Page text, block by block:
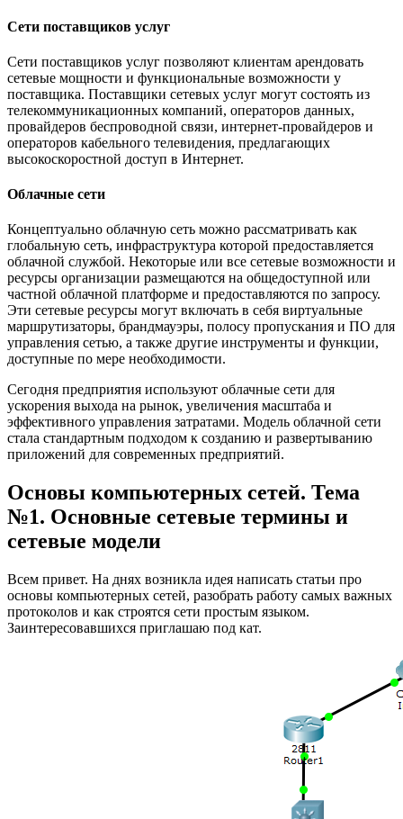
Сети поставщиков услуг
Сети поставщиков услуг позволяют клиентам арендовать
сетевые мощности и функциональные возможности у
поставщика. Поставщики сетевых услуг могут состоять из
телекоммуникационных компаний, операторов данных,
провайдеров беспроводной связи, интернет-провайдеров и
операторов кабельного телевидения, предлагающих
высокоскоростной доступ в Интернет.
Облачные сети
Концептуально облачную сеть можно рассматривать как
глобальную сеть, инфраструктура которой предоставляется
облачной службой. Некоторые или все сетевые возможности и
ресурсы организации размещаются на общедоступной или
частной облачной платформе и предоставляются по запросу.
Эти сетевые ресурсы могут включать в себя виртуальные
маршрутизаторы, брандмауэры, полосу пропускания и ПО для
управления сетью, а также другие инструменты и функции,
доступные по мере необходимости.
Сегодня предприятия используют облачные сети для
ускорения выхода на рынок, увеличения масштаба и
эффективного управления затратами. Модель облачной сети
стала стандартным подходом к созданию и развертыванию
приложений для современных предприятий.
Основы компьютерных сетей. Тема
№1. Основные сетевые термины и
сетевые модели
Всем привет. На днях возникла идея написать статьи про
основы компьютерных сетей, разобрать работу самых важных
протоколов и как строятся сети простым языком.
Заинтересовавшихся приглашаю под кат.